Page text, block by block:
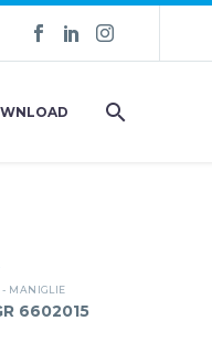
MANIGLIE
6602015